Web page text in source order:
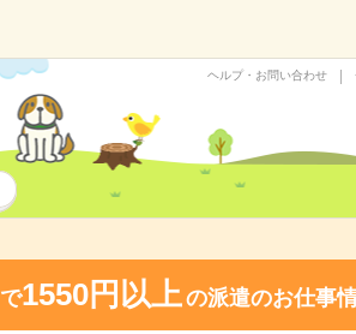
ヘルプ・お問い合わせ
で1550円以上の派遣のお仕事